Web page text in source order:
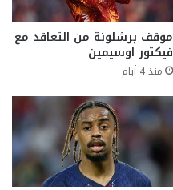
موقف برشلونة من التعاقد مع
فيكتور اوسيمين
منذ 4 أيام